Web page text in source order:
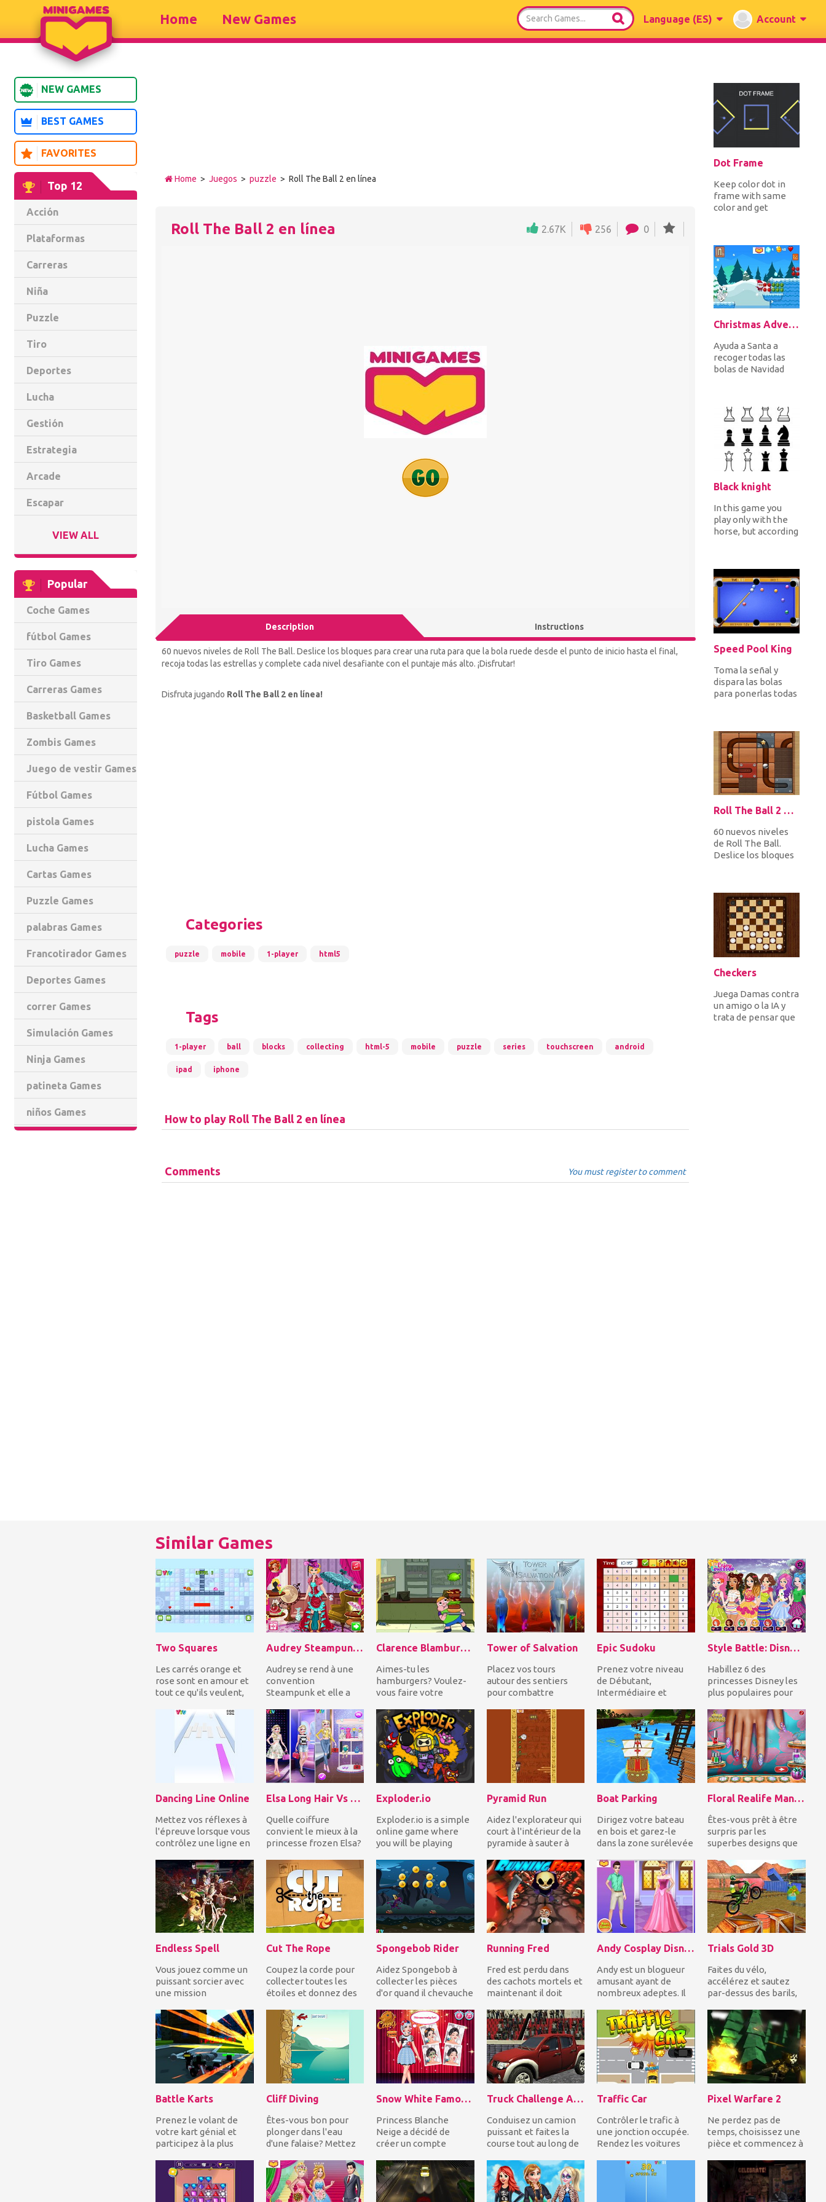
Language (ES) Account
Home New Games
NEW GAMES
BEST GAMES
FAVORITES
Top 12
Acción
Plataformas
Carreras
Niña
Puzzle
Tiro
Deportes
Lucha
Gestión
Estrategia
Arcade
Escapar
VIEW ALL
Popular
Coche Games
fútbol Games
Tiro Games
Carreras Games
Basketball Games
Zombis Games
Juego de vestir Games
Fútbol Games
pistola Games
Lucha Games
Cartas Games
Puzzle Games
palabras Games
Francotirador Games
Deportes Games
correr Games
Simulación Games
Ninja Games
patineta Games
niños Games
Home > Juegos > puzzle > Roll The Ball 2 en línea
Roll The Ball 2 en línea 2.67K 256 0
Description Instructions
60 nuevos niveles de Roll The Ball. Deslice los bloques para crear una ruta para que la bola ruede desde el punto de inicio hasta el final,
recoja todas las estrellas y complete cada nivel desafiante con el puntaje más alto. ¡Disfrutar!
Disfruta jugando Roll The Ball 2 en línea!
Categories
puzzle mobile 1-player html5
Tags
1-player ball blocks collecting html-5 mobile puzzle series touchscreen android
ipad iphone
How to play Roll The Ball 2 en línea
Comments You must register to comment
Dot Frame
Keep color dot in
frame with same
color and get
avoid...
Christmas Adventure
Ayuda a Santa a
recoger todas las
bolas de Navidad
Black knight
In this game you
play only with the
horse, but according
Speed Pool King
Toma la señal y
dispara las bolas
para ponerlas todas
Roll The Ball 2 Online
60 nuevos niveles
de Roll The Ball.
Deslice los bloques
ruede d...
Checkers
Juega Damas contra
un amigo o la IA y
trata de pensar que
Similar Games
Two Squares
Les carrés orange et
rose sont en amour et
tout ce qu'ils veulent,
Guidez les...
Audrey Steampunk Fashion
Audrey se rend à une
convention
Steampunk et elle a
main pour se
métamorphoser!...
Clarence Blamburger
Aimes-tu les
hamburgers? Voulez-
vous faire votre
et dégoûts? Alors
Clarence!...
Tower of Salvation
Placez vos tours
autour des sentiers
pour combattre
Utilisez un arsenal de
Epic Sudoku
Prenez votre niveau
de Débutant,
Intermédiaire et
les cases vides avec les
nom...
Style Battle: Disney Princesses
Habillez 6 des
princesses Disney les
plus populaires pour
Inspirez-vous des...
Dancing Line Online
Mettez vos réflexes à
l'épreuve lorsque vous
contrôlez une ligne en
devez constam...
Elsa Long Hair Vs Short Hair Fashion
Quelle coiffure
convient le mieux à la
princesse frozen Elsa?
longues et courts...
Exploder.io
Exploder.io is a simple
online game where
you will be playing
server. It’s a ga...
Pyramid Run
Aidez l'explorateur qui
court à l'intérieur de la
pyramide à sauter à
Boat Parking
Dirigez votre bateau
en bois et garez-le
dans la zone surélevée
les autres e...
Floral Realife Manicure
Êtes-vous prêt à être
surpris par les
superbes designs que
dans le jeu Floral Rea...
Endless Spell
Vous jouez comme un
puissant sorcier avec
une mission
fermer les trois
portails prè...
Cut The Rope
Coupez la corde pour
collecter toutes les
étoiles et donnez des
pour compléter chaq...
Spongebob Rider
Aidez Spongebob à
collecter les pièces
d'or quand il chevauche
l'eau! Mais vo...
Running Fred
Fred est perdu dans
des cachots mortels et
maintenant il doit
Pouvez-vous l'...
Andy Cosplay Disney Princesses
Andy est un blogueur
amusant ayant de
nombreux adeptes. Il
adeptes, il va cospla...
Trials Gold 3D
Faites du vélo,
accélérez et sautez
par-dessus des barils,
d'obstacles impres...
Battle Karts
Prenez le volant de
votre kart génial et
participez à la plus
kart de combat d...
Cliff Diving
Êtes-vous bon pour
plonger dans l'eau
d'une falaise? Mettez
plongée à l'épreuve...
Snow White Famous On Snapchat
Princess Blanche
Neige a décidé de
créer un compte
meilleur ami, Frozen
Elsa, a su...
Truck Challenge Arena 3D
Conduisez un camion
puissant et faites la
course tout au long de
dérivant et en...
Traffic Car
Contrôler le trafic à
une jonction occupée.
Rendez les voitures
éviter les collisi...
Pixel Warfare 2
Ne perdez pas de
temps, choisissez une
pièce et commencez à
autres joueurs en